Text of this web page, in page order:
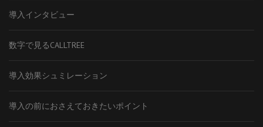
導入インタビュー
数字で見るCALLTREE
導入効果シュミレーション
導入の前におさえておきたいポイント